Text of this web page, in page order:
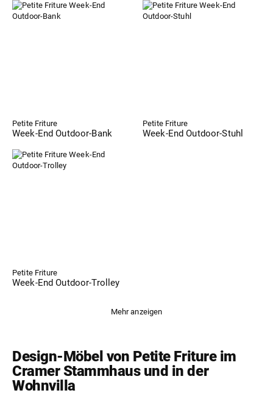
Petite Friture
Week-End Outdoor-Bank
Petite Friture
Week-End Outdoor-Stuhl
Petite Friture
Week-End Outdoor-Trolley
Mehr anzeigen
Design-Möbel von Petite Friture im
Cramer Stammhaus und in der
Wohnvilla